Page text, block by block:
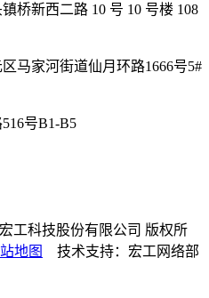
桥新西二路 10 号 10 号楼 108
马家河街道仙月环路1666号5#
号B1-B5
宏工科技股份有限公司 版权所
地图 技术支持：宏工网络部